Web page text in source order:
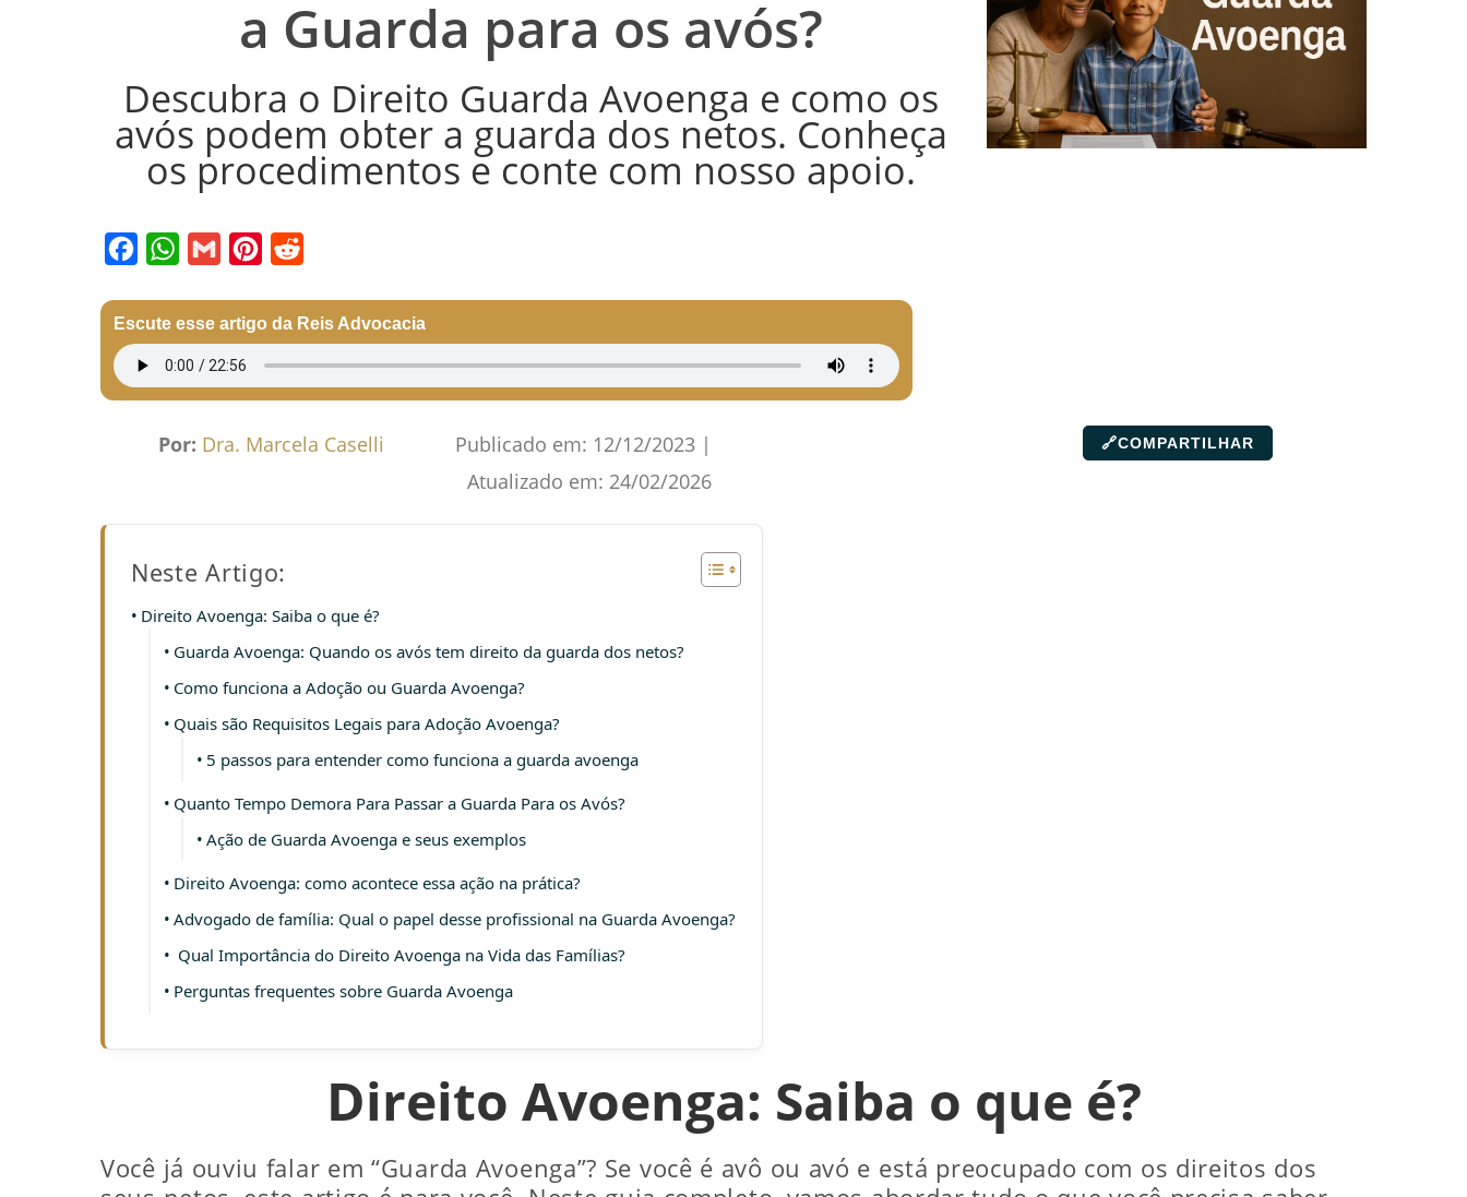
a Guarda para os avós?
Descubra o Direito Guarda Avoenga e como os
avós podem obter a guarda dos netos. Conheça
os procedimentos e conte com nosso apoio.
Escute esse artigo da Reis Advocacia
Por: Dra. Marcela Caselli Publicado em: 12/12/2023 |
Atualizado em: 24/02/2026
🔗COMPARTILHAR
Neste Artigo:
Direito Avoenga: Saiba o que é?
Guarda Avoenga: Quando os avós tem direito da guarda dos netos?
Como funciona a Adoção ou Guarda Avoenga?
Quais são Requisitos Legais para Adoção Avoenga?
5 passos para entender como funciona a guarda avoenga
Quanto Tempo Demora Para Passar a Guarda Para os Avós?
Ação de Guarda Avoenga e seus exemplos
Direito Avoenga: como acontece essa ação na prática?
Advogado de família: Qual o papel desse profissional na Guarda Avoenga?
Qual Importância do Direito Avoenga na Vida das Famílias?
Perguntas frequentes sobre Guarda Avoenga
Direito Avoenga: Saiba o que é?
Você já ouviu falar em “Guarda Avoenga”? Se você é avô ou avó e está preocupado com os direitos dos